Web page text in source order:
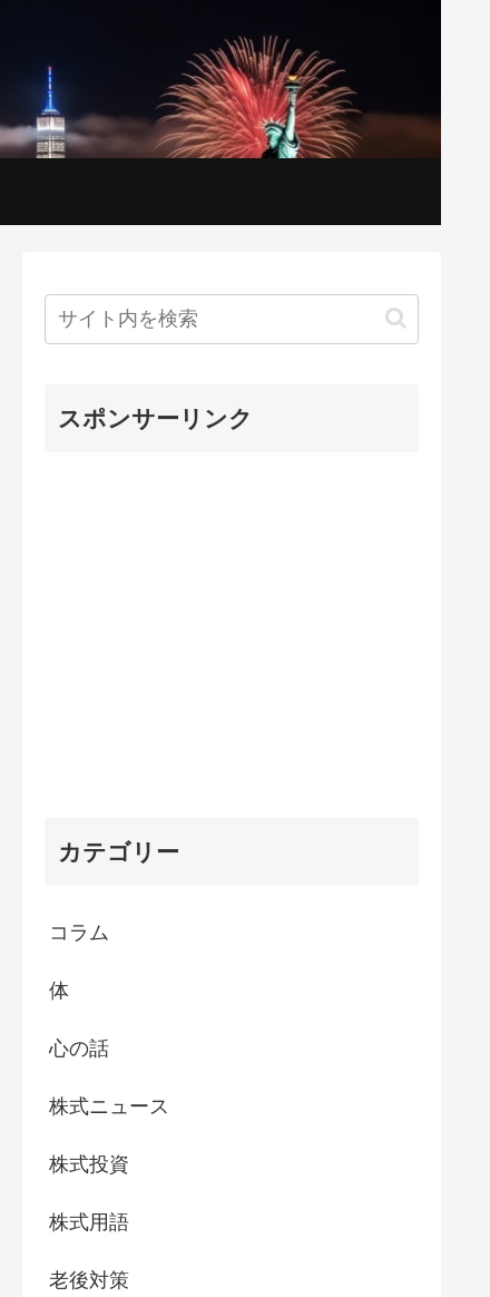
スポンサーリンク
カテゴリー
コラム
体
心の話
株式ニュース
株式投資
株式用語
老後対策